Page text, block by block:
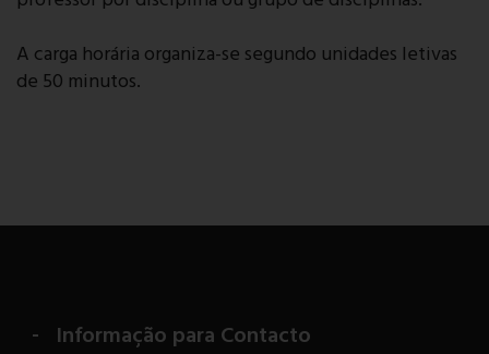
A carga horária organiza-se segundo unidades letivas
de 50 minutos.
Informação para Contacto